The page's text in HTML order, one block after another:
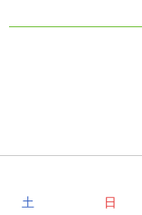
土 日